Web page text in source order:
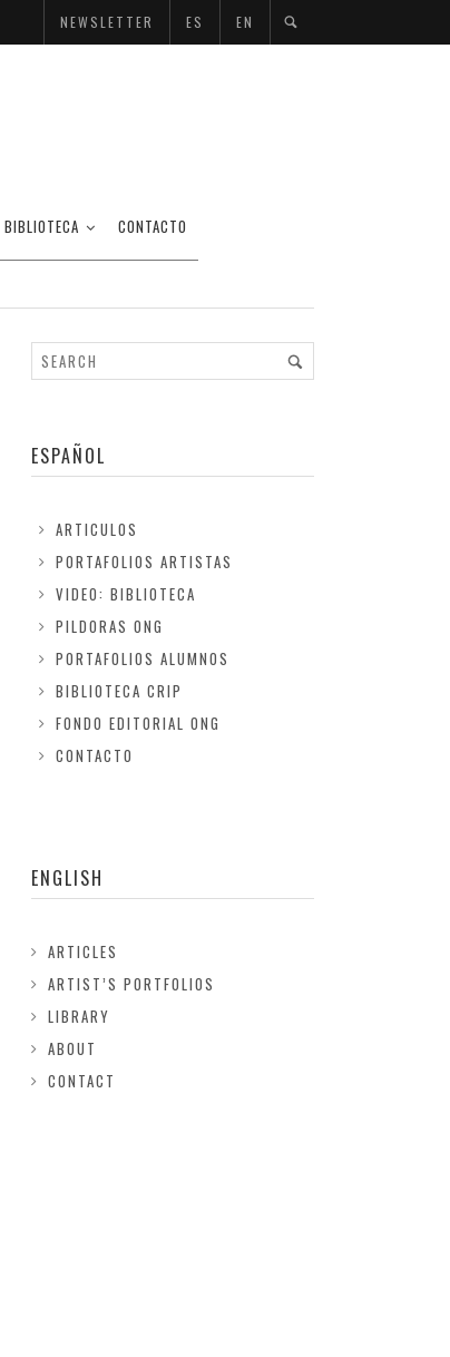
NEWSLETTER ES EN
BIBLIOTECA CONTACTO
OFF
ESPAÑOL
ARTICULOS
PORTAFOLIOS ARTISTAS
VIDEO: BIBLIOTECA
PILDORAS ONG
PORTAFOLIOS ALUMNOS
BIBLIOTECA CRIP
FONDO EDITORIAL ONG
CONTACTO
ENGLISH
ARTICLES
ARTIST’S PORTFOLIOS
LIBRARY
ABOUT
CONTACT